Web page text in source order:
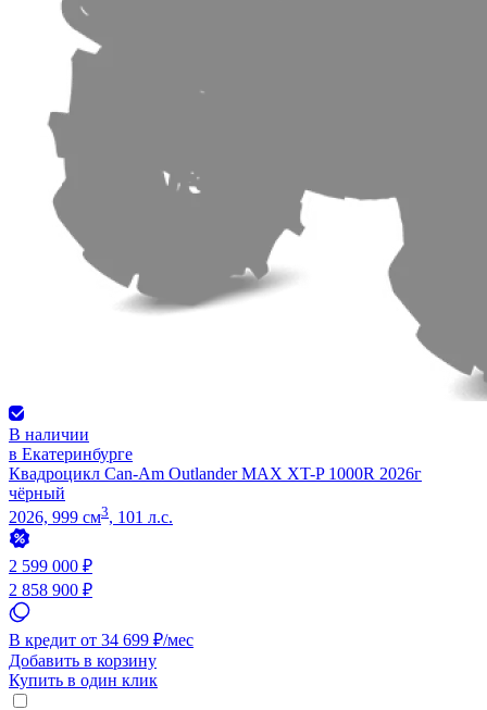
В наличии
в Екатеринбурге
Квадроцикл Can-Am Outlander MAX XT-P 1000R 2026г
чёрный
2026, 999 см3, 101 л.с.
2 599 000 ₽
2 858 900 ₽
В кредит от 34 699 ₽/мес
Добавить в корзину
Купить в один клик